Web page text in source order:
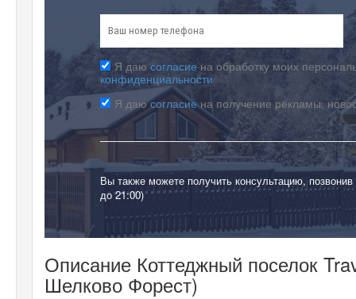
Я даю согласие на обработку моих
конфиденциальности
Я даюсогласиена получение рекламы,
Вы также можете получить консультацию,
до 21:00)
Описание Коттеджный поселок
Шелково Форест)